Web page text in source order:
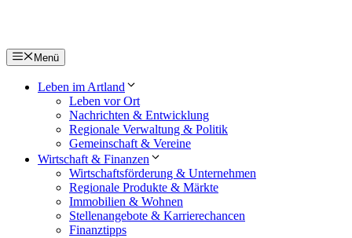
Menü
Leben im Artland
Leben vor Ort
Nachrichten & Entwicklung
Regionale Verwaltung & Politik
Gemeinschaft & Vereine
Wirtschaft & Finanzen
Wirtschaftsförderung & Unternehmen
Regionale Produkte & Märkte
Immobilien & Wohnen
Stellenangebote & Karrierechancen
Finanztipps